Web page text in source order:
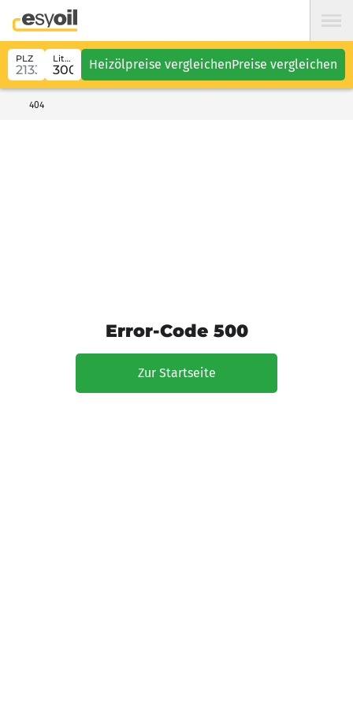
PLZ Liter Heizölpreise vergleichenPreise vergleichen
404
Error-Code 500
Zur Startseite